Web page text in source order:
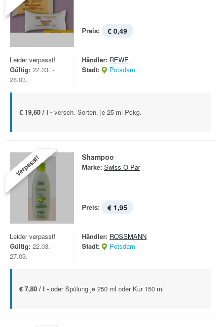
Preis: € 0,49
Leider verpasst!
Gültig: 22.03. -
28.03.
Händler: REWE
Stadt:
Potsdam
€ 19,60 / l - versch. Sorten, je 25-ml-Pckg.
Verpasst! Shampoo
Marke: Swiss O Par
Preis: € 1,95
Leider verpasst!
Gültig: 22.03. -
27.03.
Händler: ROSSMANN
Stadt:
Potsdam
€ 7,80 / l - oder Spülung je 250 ml oder Kur 150 ml